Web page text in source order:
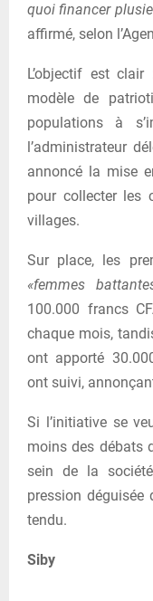
quoi financer
affirmé, selon
L’objectif est
modèle de
populations à
l’administrateur
annoncé la mise
pour collecter les
villages.
Sur place, les
«femmes
100.000 francs
chaque mois,
ont apporté
ont suivi,
Si l’initiative se
moins des débats
sein de la
pression déguisée
tendu.
Siby